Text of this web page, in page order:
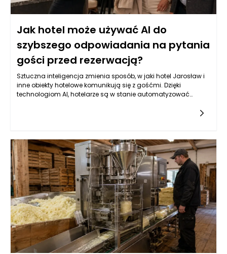
Jak hotel może używać AI do
szybszego odpowiadania na pytania
gości przed rezerwacją?
Sztuczna inteligencja zmienia sposób, w jaki hotel Jarosław i
inne obiekty hotelowe komunikują się z gośćmi. Dzięki
technologiom AI, hotelarze są w stanie automatyzować
uzyskać informacje 24/7, co znacząco zwiększa komfort
korzystania z obiektu. Dzięki dokładnym analizom danych, AI
potrafi przewidzieć pytania gości i dostarczać im stosowne
odpowiedzi w czasie rzeczywistym. Takie rozwiązanie nie tylko
oszczędza czas personelu, ale również zwiększa zadowolenie
gości, którzy nie muszą czekać na odpowiedzi.